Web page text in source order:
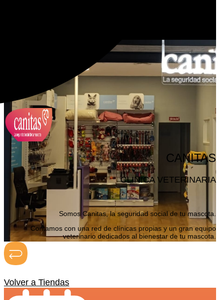
CANITAS
CLINICA VETERINARIA
Somos Canitas, la seguridad social de tu mascota.
Contamos con una red de clínicas propias y un gran equipo
veterinario dedicados al bienestar de tu mascota.
Todo* incluido, sin carencias, sin copagos, sin límites, por 22,90€ al
Volver a Tiendas